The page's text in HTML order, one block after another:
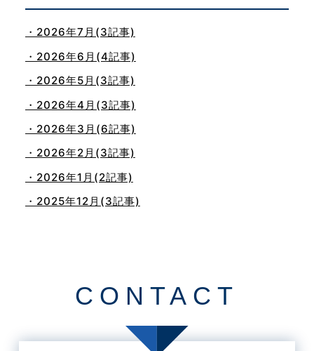
・2026年7月(3記事)
・2026年6月(4記事)
・2026年5月(3記事)
・2026年4月(3記事)
・2026年3月(6記事)
・2026年2月(3記事)
・2026年1月(2記事)
・2025年12月(3記事)
・2025年8月(2記事)
CONTACT